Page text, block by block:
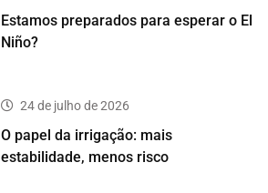
Estamos preparados para esperar o El
Niño?
24 de julho de 2026
O papel da irrigação: mais
estabilidade, menos risco